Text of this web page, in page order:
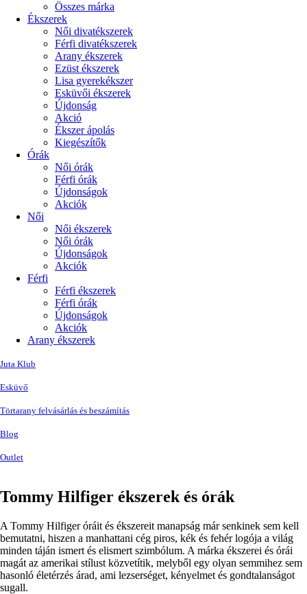
Összes márka
Ékszerek
Női divatékszerek
Férfi divatékszerek
Arany ékszerek
Ezüst ékszerek
Lisa gyerekékszer
Esküvői ékszerek
Újdonság
Akció
Ékszer ápolás
Kiegészítők
Órák
Női órák
Férfi órák
Újdonságok
Akciók
Női
Női ékszerek
Női órák
Újdonságok
Akciók
Férfi
Férfi ékszerek
Férfi órák
Újdonságok
Akciók
Arany ékszerek
Juta Klub
Esküvő
Törtarany felvásárlás és beszámítás
Blog
Outlet
Tommy Hilfiger ékszerek és órák
A Tommy Hilfiger óráit és ékszereit manapság már senkinek sem kell
bemutatni, hiszen a manhattani cég piros, kék és fehér logója a világ
minden táján ismert és elismert szimbólum. A márka ékszerei és órái
magát az amerikai stílust közvetítik, melyből egy olyan semmihez sem
hasonló életérzés árad, ami lezserséget, kényelmet és gondtalanságot
sugall.